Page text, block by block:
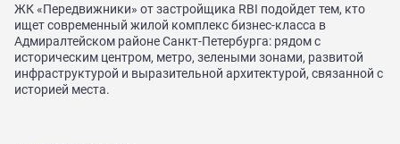
ЖК «Передвижники» от застройщика RBI подойдет тем, кто
ищет современный жилой комплекс бизнес-класса в
Адмиралтейском районе Санкт-Петербурга: рядом с
историческим центром, метро, зелеными зонами, развитой
инфраструктурой и выразительной архитектурой, связанной с
историей места.